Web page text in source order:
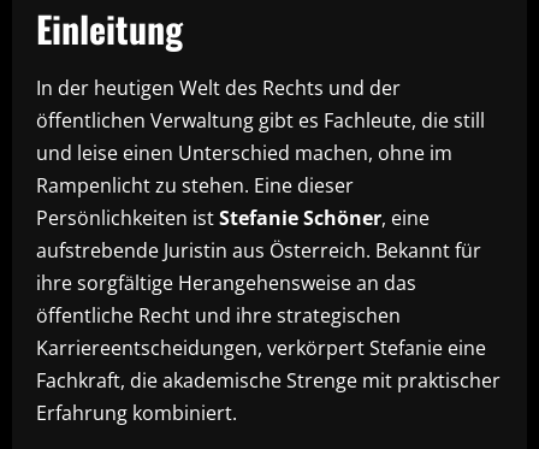
Einleitung
In der heutigen Welt des Rechts und der
öffentlichen Verwaltung gibt es Fachleute, die still
und leise einen Unterschied machen, ohne im
Rampenlicht zu stehen. Eine dieser
Persönlichkeiten istStefanie Schöner, eine
aufstrebende Juristin aus Österreich. Bekannt für
ihre sorgfältige Herangehensweise an das
öffentliche Recht und ihre strategischen
Karriereentscheidungen, verkörpert Stefanie eine
Fachkraft, die akademische Strenge mit praktischer
Erfahrung kombiniert.